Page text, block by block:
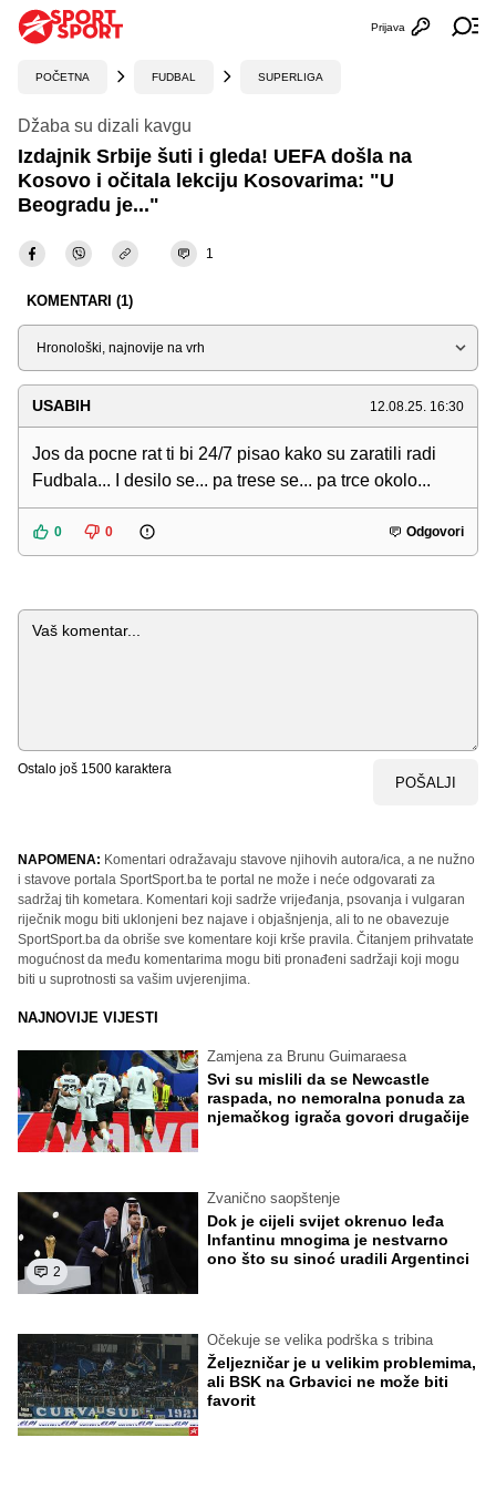
Otvori
Prijava
POČETNA FUDBAL SUPERLIGA
Džaba su dizali kavgu
Izdajnik Srbije šuti i gleda! UEFA došla na
Kosovo i očitala lekciju Kosovarima: "U
Beogradu je..."
1
KOMENTARI (1)
Sortiraj
USABIH 12.08.25. 16:30
Jos da pocne rat ti bi 24/7 pisao kako su zaratili radi
Fudbala... I desilo se... pa trese se... pa trce okolo...
0 0 Odgovori
Komentar
Ostalo još 1500 karaktera
POŠALJI
NAPOMENA: Komentari odražavaju stavove njihovih autora/ica, a ne nužno
i stavove portala SportSport.ba te portal ne može i neće odgovarati za
sadržaj tih kometara. Komentari koji sadrže vrijeđanja, psovanja i vulgaran
riječnik mogu biti uklonjeni bez najave i objašnjenja, ali to ne obavezuje
SportSport.ba da obriše sve komentare koji krše pravila. Čitanjem prihvatate
mogućnost da među komentarima mogu biti pronađeni sadržaji koji mogu
biti u suprotnosti sa vašim uvjerenjima.
NAJNOVIJE VIJESTI
Zamjena za Brunu Guimaraesa
Svi su mislili da se Newcastle
raspada, no nemoralna ponuda za
njemačkog igrača govori drugačije
2
Zvanično saopštenje
Dok je cijeli svijet okrenuo leđa
Infantinu mnogima je nestvarno
ono što su sinoć uradili Argentinci
Očekuje se velika podrška s tribina
Željezničar je u velikim problemima,
ali BSK na Grbavici ne može biti
favorit